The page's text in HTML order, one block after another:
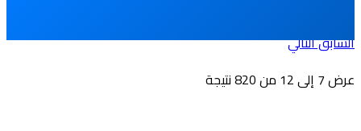
السابقالتالي
عرض7 إلى12 من820نتيجة